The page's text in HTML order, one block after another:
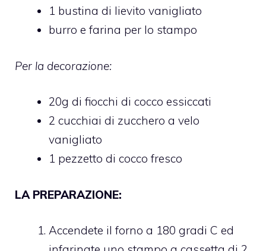
1 bustina di lievito vanigliato
burro e farina per lo stampo
Per la decorazione:
20g di fiocchi di cocco essiccati
2 cucchiai di zucchero a velo
vanigliato
1 pezzetto di cocco fresco
LA PREPARAZIONE:
Accendete il forno a 180 gradi C ed